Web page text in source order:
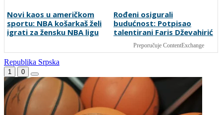
Skokovi na Prenjskim
vratima dio Jablanica
Outdoor Festivala 2026.
završnici srušio BSK